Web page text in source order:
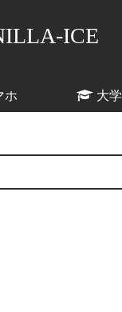
ICE
ホ 大学